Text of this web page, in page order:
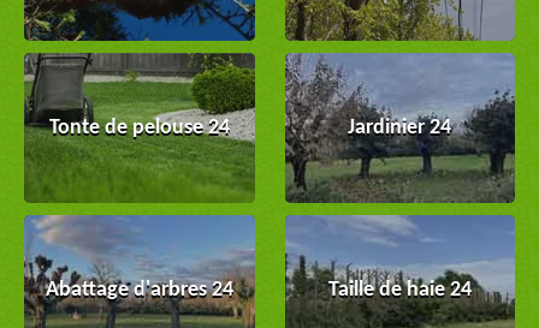
Tonte de pelouse 24 Jardinier 24
Abattage d'arbres 24 Taille de haie 24